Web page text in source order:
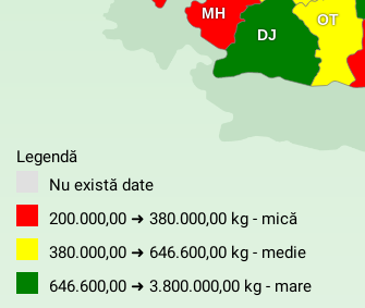
DJ
MH OT
Legendă
Nu există date
200.000,00 ➜ 380.000,00 kg - mică
380.000,00 ➜ 646.600,00 kg - medie
646.600,00 ➜ 3.800.000,00 kg - mare